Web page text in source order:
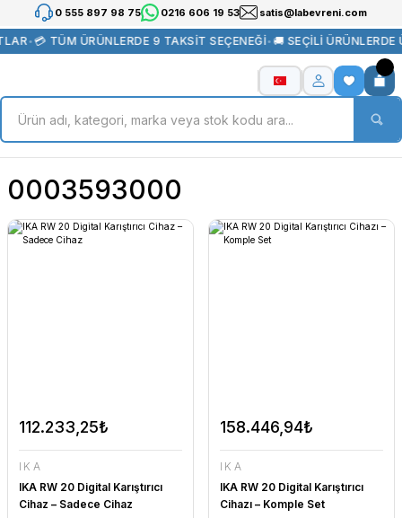
0 555 897 98 75 0216 606 19 53 satis@labevreni.com
•💳 TÜM ÜRÜNLERDE 9 TAKSİT SEÇENEĞİ•🚚 SEÇİLİ ÜRÜNLERDE
0003593000
112.233,25₺
IKA
IKA RW 20 Digital Karıştırıcı
Cihaz – Sadece Cihaz
158.446,94₺
IKA
IKA RW 20 Digital Karıştırıcı
Cihazı – Komple Set